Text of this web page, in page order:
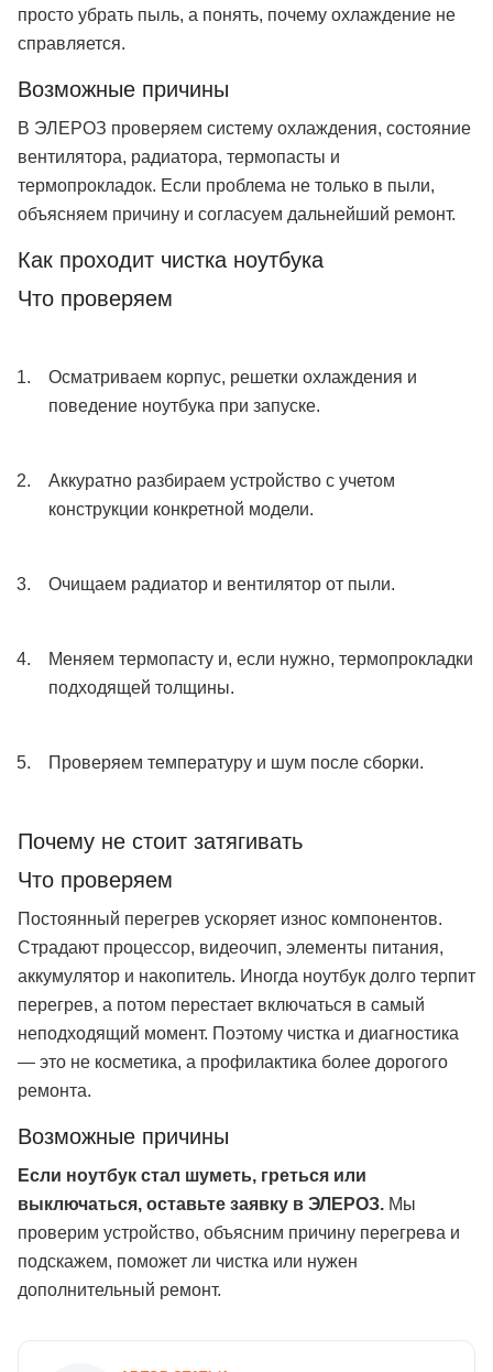
просто убрать пыль, а понять, почему охлаждение не
справляется.
Возможные причины
В ЭЛЕРОЗ проверяем систему охлаждения, состояние
вентилятора, радиатора, термопасты и
термопрокладок. Если проблема не только в пыли,
объясняем причину и согласуем дальнейший ремонт.
Как проходит чистка ноутбука
Что проверяем
Осматриваем корпус, решетки охлаждения и
поведение ноутбука при запуске.
Аккуратно разбираем устройство с учетом
конструкции конкретной модели.
Очищаем радиатор и вентилятор от пыли.
Меняем термопасту и, если нужно, термопрокладки
подходящей толщины.
Проверяем температуру и шум после сборки.
Почему не стоит затягивать
Что проверяем
Постоянный перегрев ускоряет износ компонентов.
Страдают процессор, видеочип, элементы питания,
аккумулятор и накопитель. Иногда ноутбук долго терпит
перегрев, а потом перестает включаться в самый
неподходящий момент. Поэтому чистка и диагностика
— это не косметика, а профилактика более дорогого
ремонта.
Возможные причины
Если ноутбук стал шуметь, греться или
выключаться, оставьте заявку в ЭЛЕРОЗ. Мы
проверим устройство, объясним причину перегрева и
подскажем, поможет ли чистка или нужен
дополнительный ремонт.